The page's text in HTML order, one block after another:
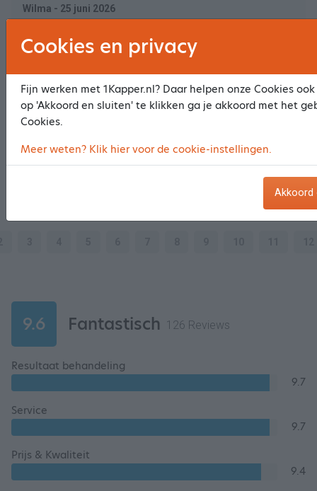
Wilma - 25 juni 2026
10
Ambiance & Sfeer
10
Service
10
Gewoon goed en gezellig!
9.6 Fantastisch 126 Reviews
Resultaat behandeling
9.7
Service
9.7
Prijs & Kwaliteit
9.4
Cookies en privacy
Fijn werken met 1Kapper.nl? Daar helpen onze Cookies
op 'Akkoord en sluiten' te klikken ga je akkoord met het
Cookies.
Meer weten? Klik hier voor de cookie-instellingen.
Akkoord